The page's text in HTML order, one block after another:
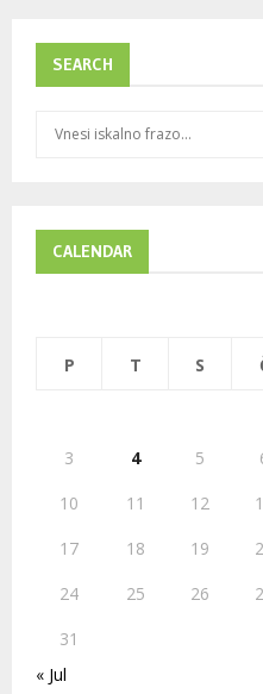
SEARCH
f
CALENDAR
P T S
3
4 5
10
11 12
17
18 19
24
25 26
31
« Jul